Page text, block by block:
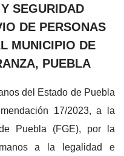
SEGURIDAD
DE PERSONAS
MUNICIPIO DE
PUEBLA
del Estado de Puebla
17/2023, a la
Puebla (FGE), por la
a la legalidad e